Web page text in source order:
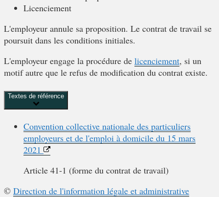
Licenciement
L'employeur annule sa proposition. Le contrat de travail se
poursuit dans les conditions initiales.
L'employeur engage la procédure de licenciement, si un
motif autre que le refus de modification du contrat existe.
Textes de référence
Convention collective nationale des particuliers
employeurs et de l'emploi à domicile du 15 mars
2021
Article 41-1 (forme du contrat de travail)
© Direction de l'information légale et administrative